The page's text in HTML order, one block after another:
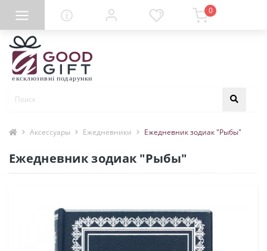
0
Аксессуары Ежедневники Ежедневник зодиак "Рыбы"
Ежедневник зодиак "Рыбы"